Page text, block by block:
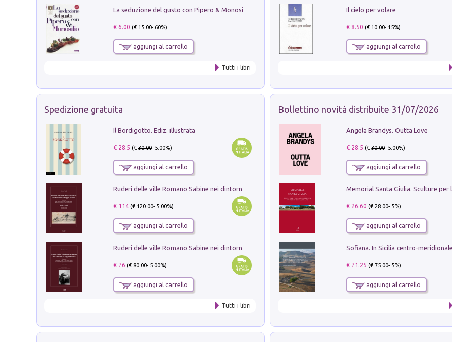
€ 6.00 (€15.00- 60%)
aggiungi al carrello
Tutti i libri
Il cielo per volare
€ 8.50 (€10.00- 15%)
aggiungi al carrello
Spedizione gratuita
Il Bordigotto. Ediz. illustrata
€ 28.5 (€30.00- 5.00%)
aggiungi al carrello
Ruderi delle ville Romano Sabine nei dintorni di Poggio Mirteto. Illustrati dal dott.re prof.re cav.re Ercole Nardi regio ispettore degli scavi e monumenti. Anno 1885. Tavole e studio. Con 25 tavole fuori testo in cartella editoriale
€ 114(€120.00- 5.00%)
aggiungi al carrello
€ 76 (€80.00- 5.00%)
aggiungi al carrello
Tutti i libri
Bollettino novità distribuite 31/07/2026
Angela Brandys. Outta Love
€ 28.5 (€30.00- 5.00%)
aggiungi al carrello
€ 26.60 (€28.00- 5%)
aggiungi al carrello
€ 71.25 (€75.00- 5%)
aggiungi al carrello